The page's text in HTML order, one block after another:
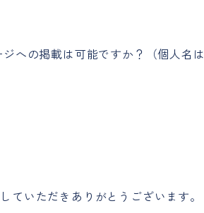
への掲載は可能ですか？（個人名は
いただきありがとうございます。